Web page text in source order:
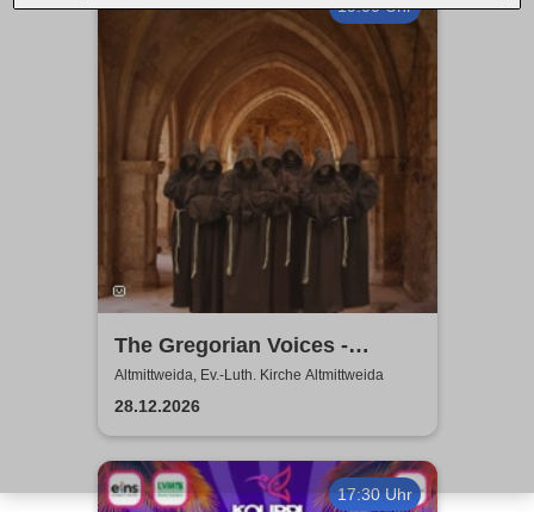
19:00 Uhr
The Gregorian Voices -
Gregorianik zur
Weihnachtszeit
Altmittweida, Ev.-Luth. Kirche Altmittweida
28.12.2026
17:30 Uhr